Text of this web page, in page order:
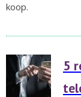
koop.
5